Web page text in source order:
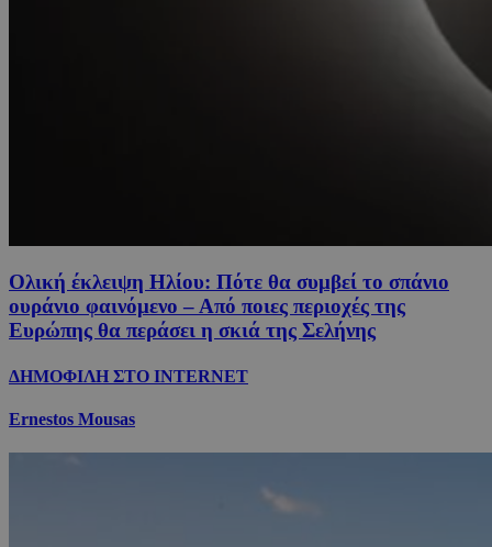
Ολική έκλειψη Ηλίου: Πότε θα συμβεί το σπάνιο
ουράνιο φαινόμενο – Από ποιες περιοχές της
Ευρώπης θα περάσει η σκιά της Σελήνης
ΔΗΜΟΦΙΛΗ ΣΤΟ INTERNET
Ernestos Mousas